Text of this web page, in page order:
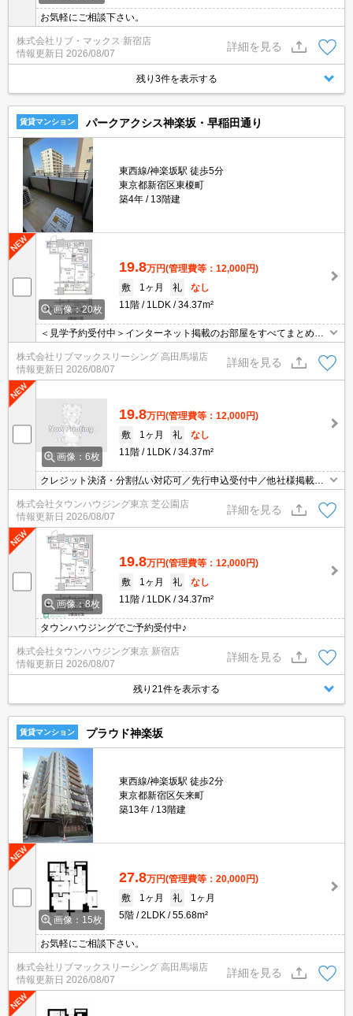
お気軽にご相談下さい。
株式会社リブ・マックス 新宿店
情報更新日 2026/08/07
詳細を見る
残り3件を表示する
賃貸マンション パークアクシス神楽坂・早稲田通り
東西線/神楽坂駅 徒歩5分
東京都新宿区東榎町
築4年
13階建
画像：20枚
19.8万円(管理費等：12,000円)
敷
1ヶ月 礼
なし
11階
1LDK 34.37m²
＜見学予約受付中＞インターネット掲載のお部屋をすべてまとめて
ご紹介可能！ 初期費用クレジット決済可！問合せ当日でもご予約可
能！他社掲載物件もまとめてご紹介可能です。オンライン案内可。
写真・動画送付、WEB契約等来店不要でご契約可能。セキュリティ
充実で安心！お気軽にご相談くださいませ。
株式会社リブマックスリーシング 高田馬場店
情報更新日 2026/08/07
詳細を見る
画像：6枚
19.8万円(管理費等：12,000円)
敷
1ヶ月 礼
なし
11階
1LDK 34.37m²
クレジット決済・分割払い対応可／先行申込受付中／他社様掲載物
件もまとめてご案内可能／専任物件多数あり
株式会社タウンハウジング東京 芝公園店
情報更新日 2026/08/07
詳細を見る
画像：8枚
19.8万円(管理費等：12,000円)
敷
1ヶ月 礼
なし
11階
1LDK 34.37m²
タウンハウジングでご予約受付中♪
株式会社タウンハウジング東京 新宿店
情報更新日 2026/08/07
詳細を見る
残り21件を表示する
賃貸マンション プラウド神楽坂
東西線/神楽坂駅 徒歩2分
東京都新宿区矢来町
築13年
13階建
画像：15枚
27.8万円(管理費等：20,000円)
敷
1ヶ月 礼
1ヶ月
5階
2LDK 55.68m²
お気軽にご相談下さい。
株式会社リブマックスリーシング 高田馬場店
情報更新日 2026/08/07
詳細を見る